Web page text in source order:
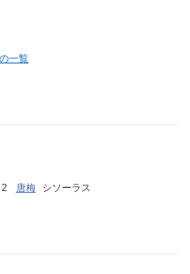
一覧
唐梅
シソーラス